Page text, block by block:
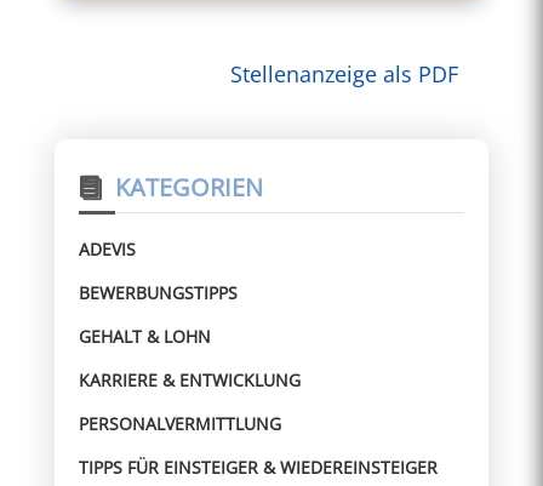
Stellenanzeige als PDF
KATEGORIEN
ADEVIS
BEWERBUNGSTIPPS
GEHALT & LOHN
KARRIERE & ENTWICKLUNG
PERSONALVERMITTLUNG
TIPPS FÜR EINSTEIGER & WIEDEREINSTEIGER